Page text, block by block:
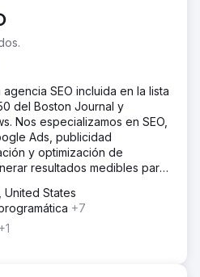
a nuevos clientes en un
consolidadas, a la vez que
y cambiantes normas
del cannabis. Las
online eran limitadas, con
en plataformas como
las restricciones legales, la
destacar con una identidad
marketing multicanal que
con su público,
publicitarias. Nuestro
personalizadas para
en clientes. Estas páginas
información de la tienda y
SEO incluida en la lista
del Boston Journal y
Nos especializamos en SEO,
Ads, publicidad
y optimización de
resultados medibles para
United States
+7
+1